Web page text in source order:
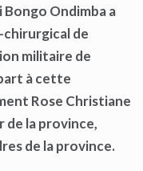
Bongo Ondimba a
chirurgical de
militaire de
à cette
Rose Christiane
de la province,
de la province.